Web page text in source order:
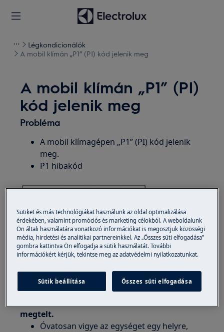
Légkondicionálók
A mobil klímán „P1” (PI) kód jelenik meg
A mobil klímán „P1” (PI)
kód jelenik meg
Probléma
A mobil klímagépen „P1” (PI) kód jelenik
meg.
P1 hibakód
Vonatkozik
mobil klíma
Megoldás
megtelt.
Óvatosan vigye az egységet egy helyre,
Sütiket és más technológiákat használunk az oldal optimalizálása
érdekében, valamint promóciós és marketing célokból. A weboldalunk
Ön általi használatára vonatkozó információkat is megosztjuk közösségi
média, hirdetési és analitikai partnereinkkel. Az „Összes süti elfogadása”
gombra kattintva Ön elfogadja a sütik használatát. További
információkért kérjük, tekintse meg az adatvédelmi nyilatkozatunkat.
Sütik beállítása Összes süti elfogadása